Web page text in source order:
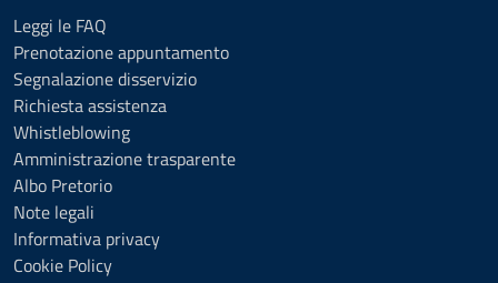
Leggi le FAQ
Prenotazione appuntamento
Segnalazione disservizio
Richiesta assistenza
Whistleblowing
Amministrazione trasparente
Albo Pretorio
Note legali
Informativa privacy
Cookie Policy